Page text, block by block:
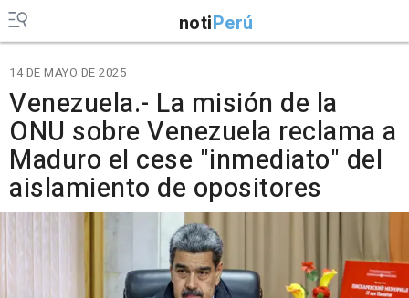
notiPerú
14 DE MAYO DE 2025
Venezuela.- La misión de la
ONU sobre Venezuela reclama a
Maduro el cese "inmediato" del
aislamiento de opositores